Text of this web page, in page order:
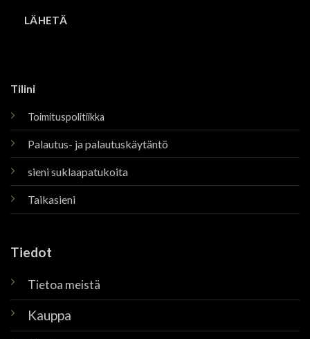
Tilini
Toimituspolitiikka
Palautus- ja palautuskäytäntö
sieni suklaapatukoita
Taikasieni
Tiedot
Tietoa meistä
Kauppa